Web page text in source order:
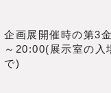
企画展開催時の第3
～20:00(展示室の入
で)